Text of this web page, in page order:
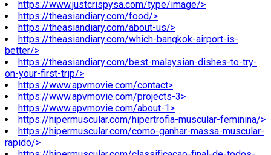
https://www.justcrispysa.com/type/image/>
https://theasiandiary.com/food/>
https://theasiandiary.com/about-us/>
https://theasiandiary.com/which-bangkok-airport-is-
better/>
https://theasiandiary.com/best-malaysian-dishes-to-try-
on-your-first-trip/>
https://www.apvmovie.com/contact>
https://www.apvmovie.com/projects-3>
https://www.apvmovie.com/about-1>
https://hipermuscular.com/hipertrofia-muscular-feminina/>
https://hipermuscular.com/como-ganhar-massa-muscular-
rapido/>